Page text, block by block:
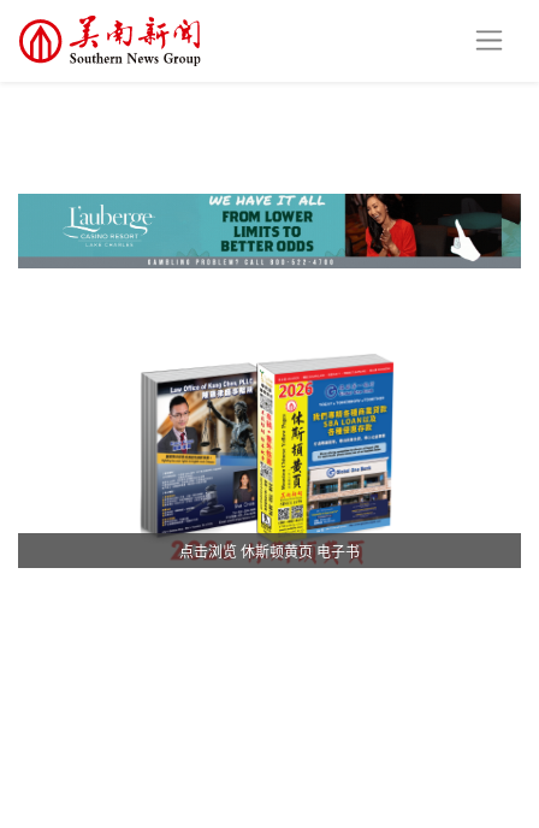
点击浏览 休斯顿黄页 电子书